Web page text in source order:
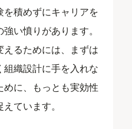
積めずにキャリアを
い憤りがあります。
るためには、まずは
織設計に手を入れな
に、もっとも実効性
ています。